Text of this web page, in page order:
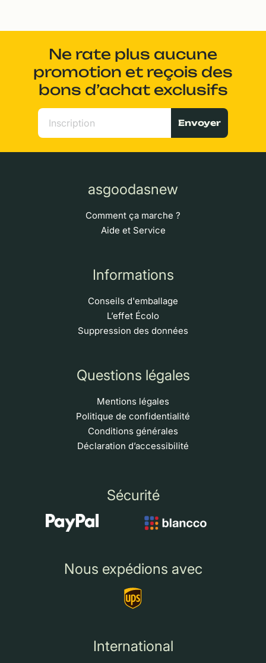
Ne rate plus aucune
promotion et reçois des
bons d’achat exclusifs
Envoyer
asgoodasnew
Comment ça marche ?
Aide et Service
Informations
Conseils d'emballage
L’effet Écolo
Suppression des données
Questions légales
Mentions légales
Politique de confidentialité
Conditions générales
Déclaration d’accessibilité
Sécurité
Nous expédions avec
International